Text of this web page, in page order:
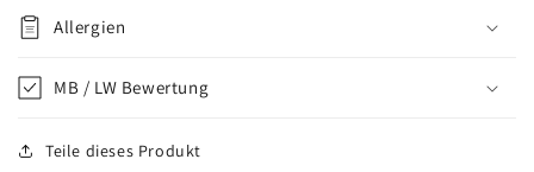
Allergien
MB / LW Bewertung
Teile dieses Produkt